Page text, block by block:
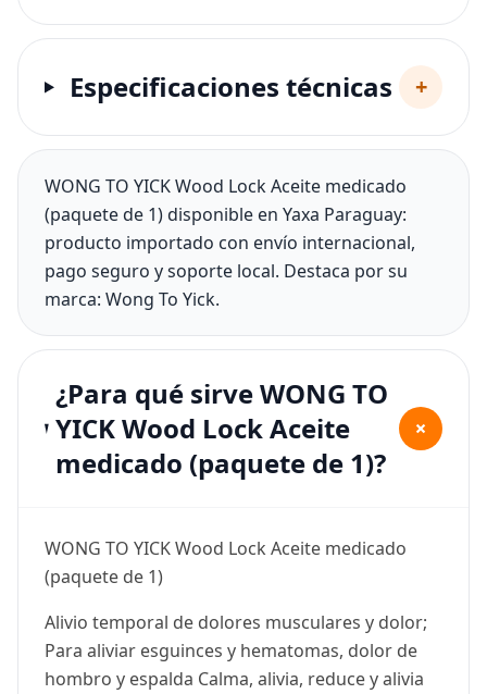
Especificaciones técnicas +
WONG TO YICK Wood Lock Aceite medicado
(paquete de 1) disponible en Yaxa Paraguay:
producto importado con envío internacional,
pago seguro y soporte local. Destaca por su
marca: Wong To Yick.
¿Para qué sirve WONG TO
YICK Wood Lock Aceite
medicado (paquete de 1)?
+
WONG TO YICK Wood Lock Aceite medicado
(paquete de 1)
Alivio temporal de dolores musculares y dolor;
Para aliviar esguinces y hematomas, dolor de
hombro y espalda Calma, alivia, reduce y alivia